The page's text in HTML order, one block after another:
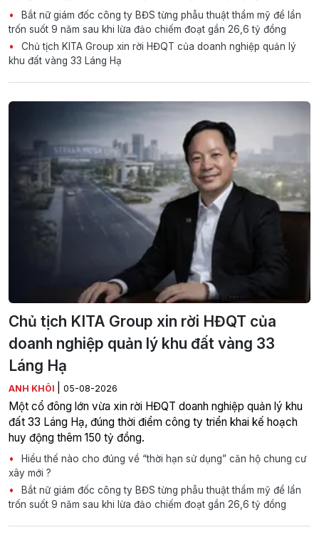
Bắt nữ giám đốc công ty BĐS từng phẫu thuật thẩm mỹ để lẩn
trốn suốt 9 năm sau khi lừa đảo chiếm đoạt gần 26,6 tỷ đồng
Chủ tịch KITA Group xin rời HĐQT của doanh nghiệp quản lý
khu đất vàng 33 Láng Hạ
Chủ tịch KITA Group xin rời HĐQT của
doanh nghiệp quản lý khu đất vàng 33
Láng Hạ
ANH KHÔI 05-08-2026
Một cổ đông lớn vừa xin rời HĐQT doanh nghiệp quản lý khu
đất 33 Láng Hạ, đúng thời điểm công ty triển khai kế hoạch
huy động thêm 150 tỷ đồng.
Hiểu thế nào cho đúng về “thời hạn sử dụng” căn hộ chung cư
xây mới ?
Bắt nữ giám đốc công ty BĐS từng phẫu thuật thẩm mỹ để lẩn
trốn suốt 9 năm sau khi lừa đảo chiếm đoạt gần 26,6 tỷ đồng